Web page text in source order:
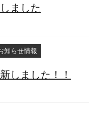
ました
知らせ情報
しました！！